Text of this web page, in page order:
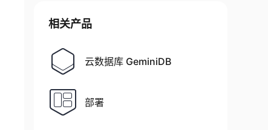
相关产品
云数据库 GeminiDB
部署